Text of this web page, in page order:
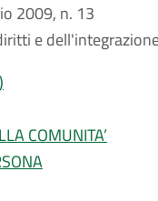
2009, n. 13
e
COMUNITA’